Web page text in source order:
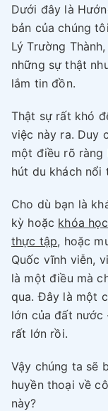
Dưới đây là
bản của chúng
Lý Trường
những sự thật
lắm tin đồn.
Thật sự rất khó
việc này ra. Duy
một điều rõ ràng
hút du khách nổi
Cho dù bạn là
kỳ hoặc khóa
thực tập, hoặc
Quốc vĩnh viễn,
là một điều mà
qua. Đây là một
lớn của đất nước
rất lớn rồi.
Vậy chúng ta sẽ
huyền thoại về
này?